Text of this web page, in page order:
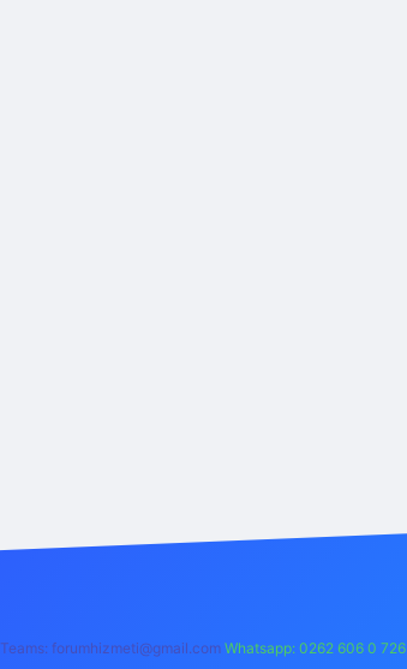
Teams: forumhizmeti@gmail.com Whatsapp: 0262 606 0 726